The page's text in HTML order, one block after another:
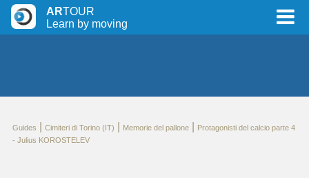
ARTOUR
Learn by moving
Guides Cimiteri di Torino (IT) Memorie del pallone|
Protagonisti del calcio parte 4
- Julius KOROSTELEV